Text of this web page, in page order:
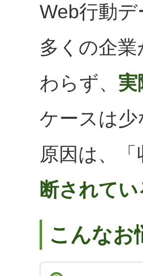
Web行動デ
多くの企
わらず、 実
ケースは
原因は、
断されてい
こんなお